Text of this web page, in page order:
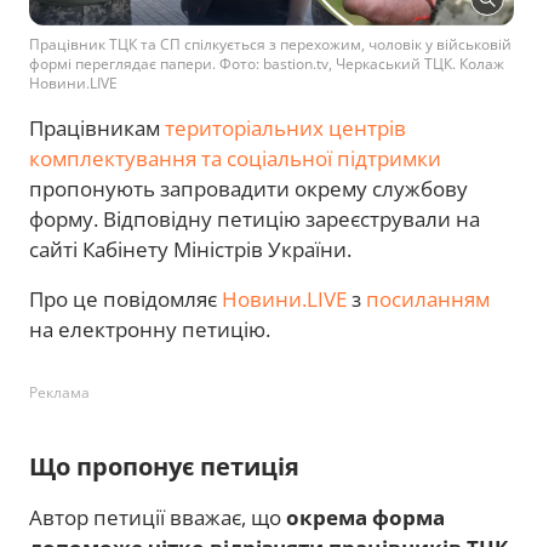
Працівник ТЦК та СП спілкується з перехожим, чоловік у військовій
формі переглядає папери. Фото: bastion.tv, Черкаський ТЦК. Колаж
Новини.LIVE
Працівникам територіальних центрів
комплектування та соціальної підтримки
пропонують запровадити окрему службову
форму. Відповідну петицію зареєстрували на
сайті Кабінету Міністрів України.
Про це повідомляє Новини.LIVEз посиланням
на електронну петицію.
Реклама
Що пропонує петиція
Автор петиції вважає, щоокрема форма